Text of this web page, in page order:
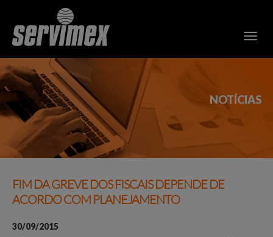
NOTÍCIAS
FIM DA GREVE DOS FISCAIS DEPENDE DE
ACORDO COM PLANEJAMENTO
30/09/2015